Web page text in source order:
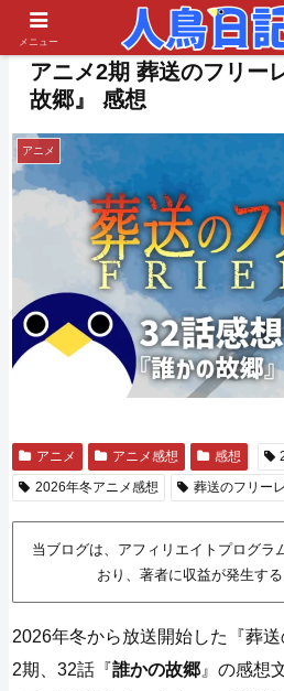
アニメ2期 葬送のフリー
故郷』 感想
アニメ
アニメ アニメ感想 感想
2026年冬アニメ感想
葬送のフリー
当ブログは、アフィリエイトプログラ
おり、著者に収益が発生する
2026年冬から放送開始した『葬
2期、32話『誰かの故郷 』の感想
メニュー